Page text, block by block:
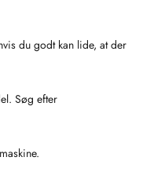
du godt kan lide, at der
Søg efter